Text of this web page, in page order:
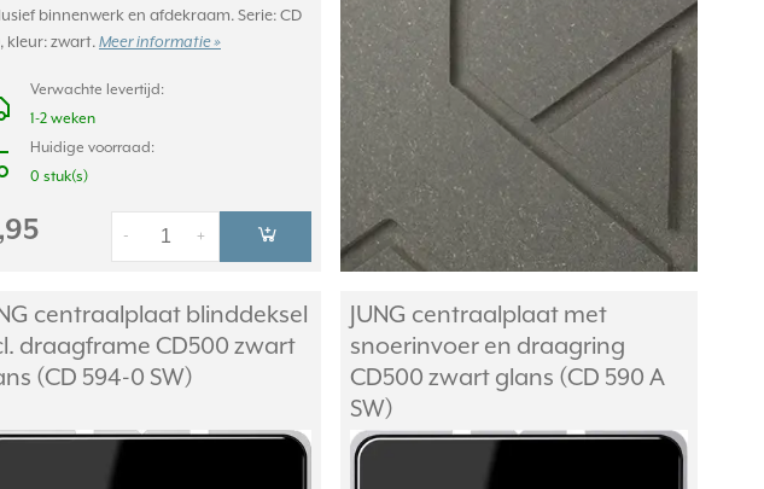
binnenwerk en afdekraam. Serie: CD
kleur: zwart. Meer informatie »
Verwachte levertijd:
1-2 weken
Huidige voorraad:
0 stuk(s)
+
-
centraalplaat blinddeksel
draagframe CD500 zwart
(CD 594-0 SW)
JUNG centraalplaat met
snoerinvoer en draagring
CD500 zwart glans (CD 590 A
SW)